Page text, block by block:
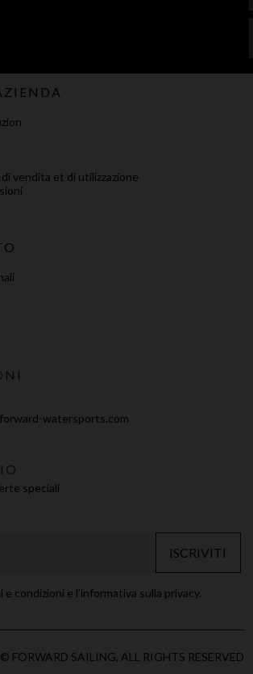
vendita et di utilizzazione
watersports.com
speciali
ISCRIVITI
condizioni e l'informativa sulla privacy.
FORWARD SAILING, ALL RIGHTS RESERVED